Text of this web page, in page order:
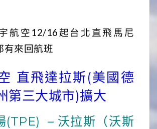
航空12/16起台北直飛馬尼
有來回航班
直飛達拉斯(美國德
第三大城市)擴大
(TPE) – 沃拉斯（沃斯